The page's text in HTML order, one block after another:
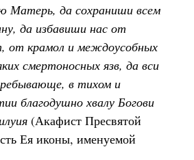
Матерь, да сохраниши всем
да избавиши нас от
от крамол и междоусобных
смертоносных язв, да вси
в тихом и
благодушно хвалу Богови
(Акафист Пресвятой
Ея иконы, именуемой